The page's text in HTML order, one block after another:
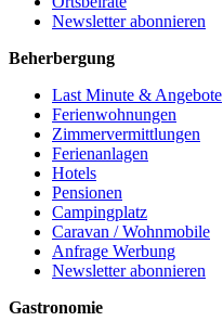
Newsletter abonnieren
Beherbergung
Last Minute & Angebote
Ferienwohnungen
Zimmervermittlungen
Ferienanlagen
Hotels
Pensionen
Campingplatz
Caravan / Wohnmobile
Anfrage Werbung
Newsletter abonnieren
Gastronomie